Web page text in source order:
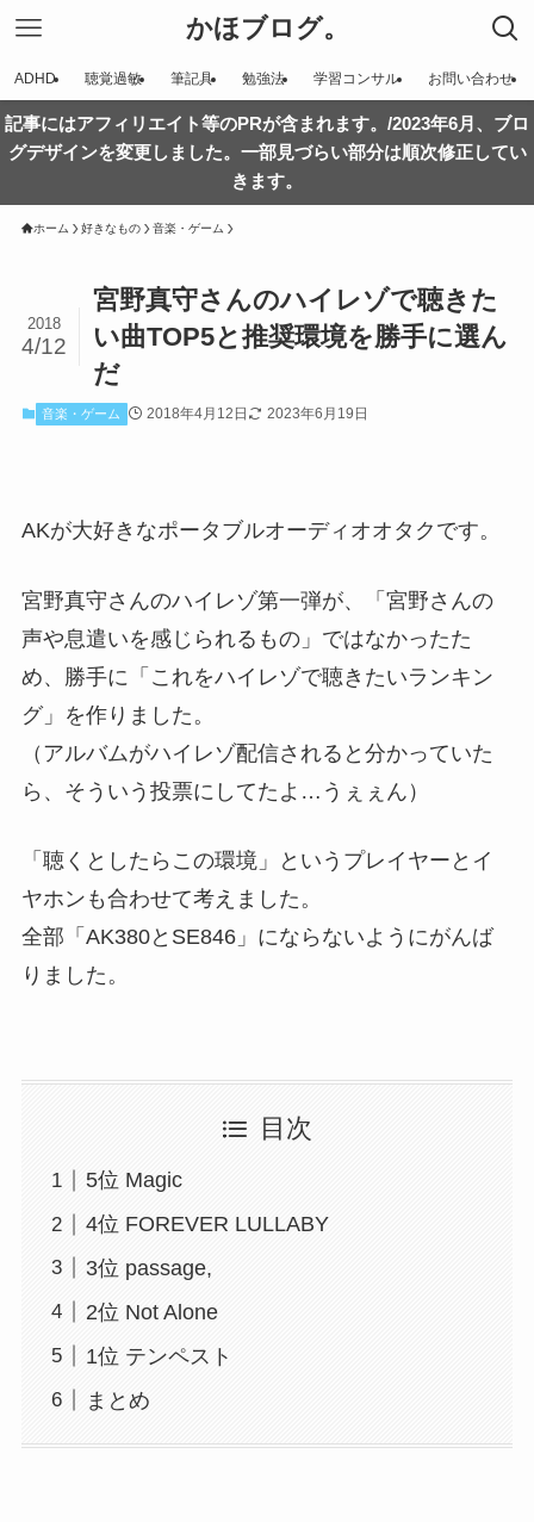
かほブログ。
ADHD 聴覚過敏 筆記具 勉強法 学習コンサル お問い合わせ
記事にはアフィリエイト等のPRが含まれます。/2023年6月、ブロ
グデザインを変更しました。一部見づらい部分は順次修正してい
きます。
ホーム 好きなもの 音楽・ゲーム
宮野真守さんのハイレゾで聴きた
い曲TOP5と推奨環境を勝手に選ん
だ
2018
4/12
音楽・ゲーム 2018年4月12日 2023年6月19日
AKが大好きなポータブルオーディオオタクです。
宮野真守さんのハイレゾ第一弾が、「宮野さんの
声や息遣いを感じられるもの」ではなかったた
め、勝手に「これをハイレゾで聴きたいランキン
グ」を作りました。
（アルバムがハイレゾ配信されると分かっていた
ら、そういう投票にしてたよ…うぇぇん）
「聴くとしたらこの環境」というプレイヤーとイ
ヤホンも合わせて考えました。
全部「AK380とSE846」にならないようにがんば
りました。
目次
5位 Magic
4位 FOREVER LULLABY
3位 passage,
2位 Not Alone
1位 テンペスト
まとめ